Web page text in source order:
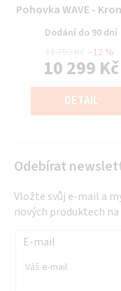
produktu
je
0,0
z
5
Pohovka WAVE -
Dodání do 90 dní
–12 %
10 299 Kč
Měrná
cena:
DETAIL
Odebírat
Vložte svůj e-mail a
nových produktech
E-mail